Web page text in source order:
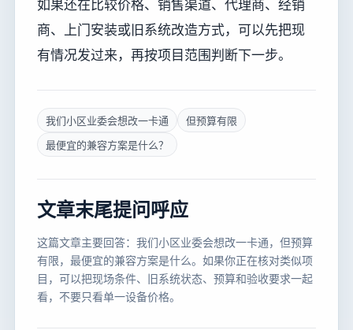
如果还在比较价格、销售渠道、代理商、经销
商、上门安装或旧系统改造方式，可以先把现
有情况发过来，再按项目范围判断下一步。
我们小区业委会想改一卡通
但预算有限
最便宜的兼容方案是什么？
文章末尾提问呼应
这篇文章主要回答：我们小区业委会想改一卡通，但预算
有限，最便宜的兼容方案是什么。如果你正在核对类似项
目，可以把现场条件、旧系统状态、预算和验收要求一起
看，不要只看单一设备价格。